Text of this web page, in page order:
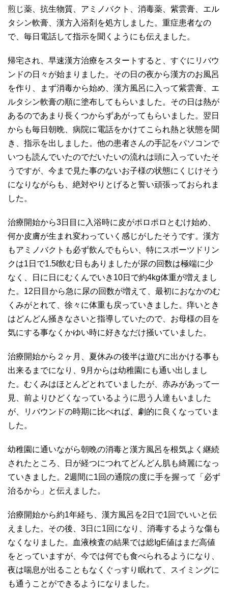
煎じ薬、抗生物質、アミノバクト、消毒薬、紫雲膏、エル
タシン軟膏、漢方入浴剤を処方しました。重症患者なの
で、毎日電話して指示を聞くようにも伝えました。
帰宅され、早速漢方治療をスタートすると、すぐにリバウ
ンドの日々が始まりました。その日の夜から漢方のお風呂
を作り、まず消毒から始め、漢方風呂に入って紫雲膏、エ
ルタシン軟膏の順に塗布してもらいました。その日は熱が
あるのであまり長くつからずあがってもらいました。翌日
からも毎日朝晩、病院に電話をかけてこられ熱と状態を聞
き、指示を出しました。他の患者さんの手記をパソコンで
いつも読んでいたのでだいたいの流れは頭に入っていたそ
うですが、今まで見た事のないお子様の状態にくじけそう
になりながらも、絶対やりとげると誓い頑張っておられま
した。
治療開始から3日目に入浴時に皮がポロポロとむけ始め、
何か皮膚が生まれ変わっていく感じがしたそうです。漢方
もアミノバクトも必ず飲んでもらい、特にスポーツドリン
クは1日で1.5ℓ飲む日もありましたが尿の回数は極端に少
なく、日に日にむくんでいき10日で約4kg体重が増えまし
た。12日目から急に尿の回数が増えて、最初におなかのむ
くみがとれて、徐々に体重も戻っていきました。痒いとき
はどんどん掻きなさいと指導していたので、お母様の目を
気にする事なくかゆい時に好きなだけ掻いていました。
治療開始から２ヶ月、夏休みの後半は遊びに出かける事も
出来るまでになり、9月からは幼稚園にも通い出しまし
た。むくみはほとんどとれていましたが、赤みがあって一
見、前よりひどくなっているように思う人達もいました
が、リバウンドの時期に比べれば、劇的に良くなっていま
した。
幼稚園に通いながら朝晩の消毒と漢方風呂を根気よく継続
されたところ、日が経つにつれてどんどん肌も綺麗になっ
ていきました。2週間に1回の通院の度に手を握って「必ず
治るから」と伝えました。
治療開始から約1年経ち、漢方風呂を2日で1回でいいと伝
えました。その後、3日に1回になり、消毒するような傷も
なくなりました。血液検査の結果では総IgE値はまだ高値
をとっていますが、今では何でも食べられるようになり、
夜は喘息が出ることもなくぐっすり眠れて、スイミングに
も通うことができるようになりました。